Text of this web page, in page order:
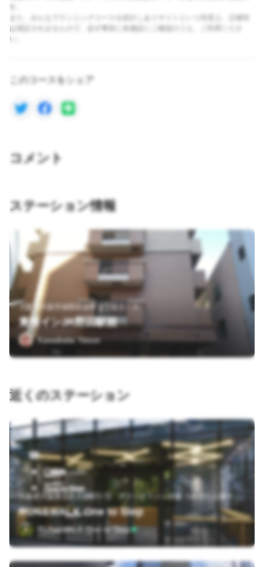
す。
また、みんなでランニングコースを紹介しあうサイトという性質上、正確性
は保証されませんので、必ず事前に各施設にご確認のうえ、ご利用くださ
い。
このコースをシェア
コメント
ステーション情報
大阪府大阪市福島区吉野２丁目２－２
東横インJR野田駅前
Kawabata Yasuo
近くのステーション
RUN&WALK One to Step
RUN&WALK One to Step